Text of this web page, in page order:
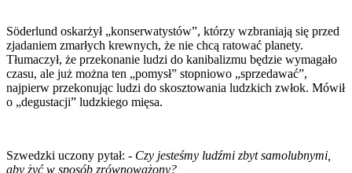
Söderlund oskarżył „konserwatystów”, którzy wzbraniają się przed
zjadaniem zmarłych krewnych, że nie chcą ratować planety.
Tłumaczył, że przekonanie ludzi do kanibalizmu będzie wymagało
czasu, ale już można ten „pomysł” stopniowo „sprzedawać”,
najpierw przekonując ludzi do skosztowania ludzkich zwłok. Mówił
o „degustacji” ludzkiego mięsa.
Szwedzki uczony pytał: - Czy jesteśmy ludźmi zbyt samolubnymi,
aby żyć w sposób zrównoważony?